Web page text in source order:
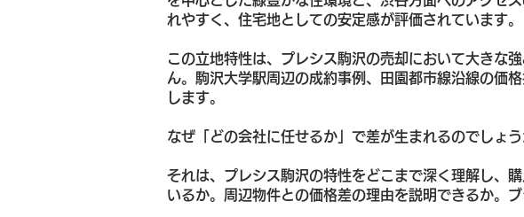
れやすく、住宅地としての安定感が評価されています。
この立地特性は、プレシス駒沢の売却において大きな
ん。駒沢大学駅周辺の成約事例、田園都市線沿線の価
します。
なぜ「どの会社に任せるか」で差が生まれるのでしょう
それは、プレシス駒沢の特性をどこまで深く理解し、
いるか。周辺物件との価格差の理由を説明できるか。